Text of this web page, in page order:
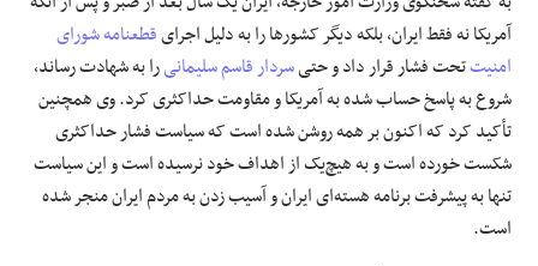
آمریکا نه فقط ایران، بلکه دیگر کشورها را به دلیل اجرایقطعنامه شورای
امنیتتحت فشار قرار داد و حتیسردار قاسم سلیمانیرا به شهادت رساند،
شروع به پاسخ حساب شده به آمریکا و مقاومت حداکثری کرد. وی همچنین
تأکید کرد که اکنون بر همه روشن شده است که سیاست فشار حداکثری
شکست خورده است و به هیچ‌یک از اهداف خود نرسیده است و این سیاست
تنها به پیشرفت برنامه هسته‌ای ایران و آسیب زدن به مردم ایران منجر شده
است.